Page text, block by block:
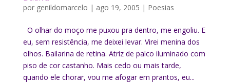
por genildomarcelo | ago 19, 2005 | Poesias
O olhar do moço me puxou pra dentro, me engoliu. E
eu, sem resistência, me deixei levar. Virei menina dos
olhos. Bailarina de retina. Atriz de palco iluminado com
piso de cor castanho. Mais cedo ou mais tarde,
quando ele chorar, vou me afogar em prantos, eu...